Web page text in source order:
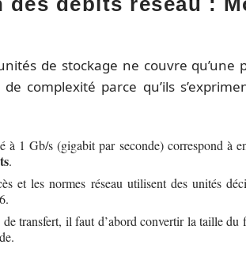
de stockage ne couvre
complexité parce qu’ils
à 1 Gb/s (gigabit par seconde) correspond à
.
et les normes réseau utilisent des unités
de transfert, il faut d’abord convertir la taille